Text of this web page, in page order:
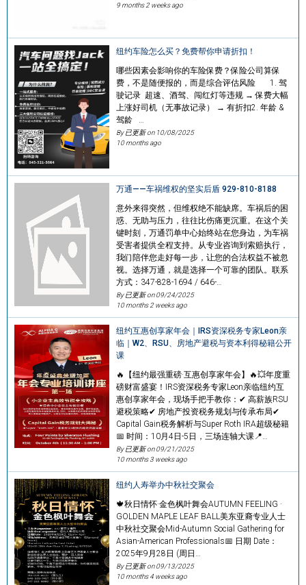
9 months 2 weeks ago
纽约车险怎么买？免费帮你申请折扣！
哪些因素会影响你的车险保费？保险公司算保
费，不是随便报的，而是综合评估风险 1. 驾
驶记录 超速、酒驾、闯红灯等违规 → 保费大幅
上涨好司机（无事故记录） → 有折扣2. 年龄 &
驾龄 ‍…
By 已更新 on 10/08/2025
10 months ago
万通——车祸维权的坚实后盾 929-810-8188
意外来得突然，但维权绝不能缺席。车祸后的困
惑、无助与压力，往往比伤痛更沉重。在这个关
键时刻，万通罚单中心始终站在您身边，为车祸
受害者提供全程支持。从专业咨询到索赔执行，
我们陪伴您走好每一步，让您的合法权益不被忽
视。选择万通，就是选择一个可靠的团队。联系
方式：347-828-1694 / 646-…
By 已更新 on09/24/2025
10 months 2 weeks ago
纽约互惠创享家年会｜IRS资深税务专家Leon亲
临｜W2、RSU、房地产避税与资本利得秘籍公开
课
🔥【纽约最强重磅·互惠创享家年会】🔥💥年度重
磅财富盛宴！IRS资深税务专家Leon亲临纽约互
惠创享家年会，现场手把手教你：✔ 高薪族RSU
避税策略✔ 房地产投资税务规划与传承布局✔
Capital Gain税务解析与Super Roth IRA超级秘籍
📅 时间：10月4日-5日，三场连轴大课📍…
By 已更新 on09/21/2025
10 months 3 weeks ago
纽约人寿举办中秋社交聚会
🍁秋日情怀·金色枫叶舞会AUTUMN FEELING ·
GOLDEN MAPLE LEAF BALL美东亚裔专业人士
中秋社交聚会Mid-Autumn Social Gathering for
Asian-American Professionals📅 日期 Date：
2025年9月28日 (周日…
By 已更新 on09/13/2025
10 months 4 weeks ago